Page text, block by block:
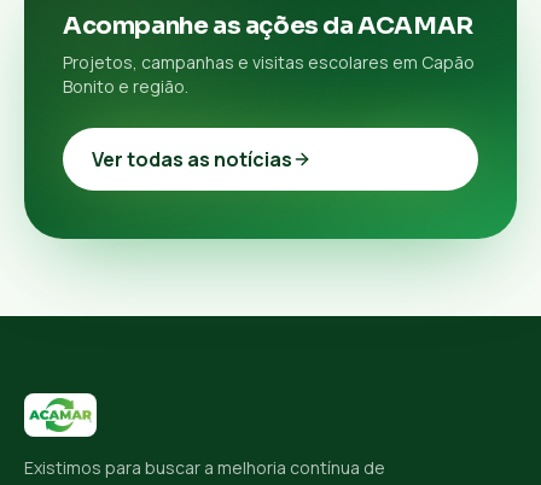
Acompanhe as ações da ACAMAR
Projetos, campanhas e visitas escolares em Capão
Bonito e região.
Ver todas as notícias
Existimos para buscar a melhoria contínua de